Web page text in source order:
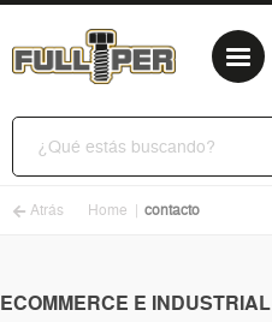
Atrás Home contacto
ECOMMERCE E INDUSTRIAL